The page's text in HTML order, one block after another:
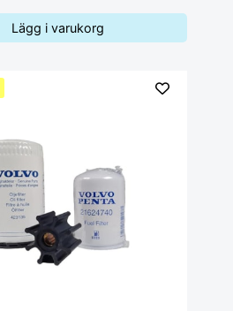
Lägg i varukorg